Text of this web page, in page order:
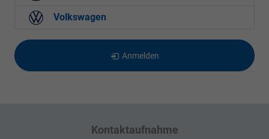
Volkswagen
Anmelden
Kontaktaufnahme